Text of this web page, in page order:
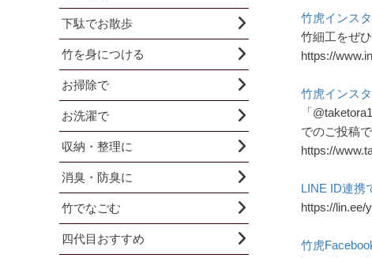
竹虎インス
竹細工をぜ
https://
竹虎インス
「
でのご投稿
https://
LINE ID連携
https://lin.ee/
竹虎
下駄でお散歩
竹を身につける
お掃除で
お洗濯で
収納・整理に
消臭・防臭に
竹でなごむ
四代目おすすめ